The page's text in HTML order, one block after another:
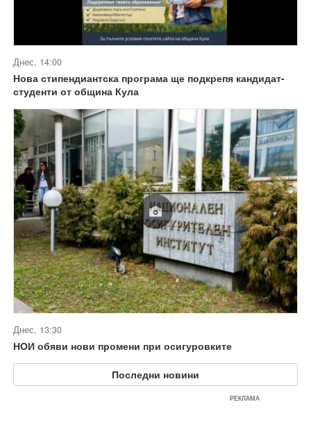
Днес, 14:00
Нова стипендиантска програма ще подкрепя кандидат-
студенти от община Кула
Днес, 13:30
НОИ обяви нови промени при осигуровките
Последни новини
РЕКЛАМА